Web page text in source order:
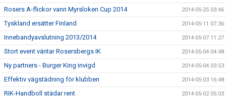
Rosers A-flickor vann Myrsloken Cup 2014 2014-05-25 03:46
Tyskland ersätter Finland 2014-05-11 07:36
Innebandyavslutning 2013/2014 2014-05-07 11:27
Stort event väntar Rosersbergs IK 2014-05-04 04:48
Ny partners - Burger King invigd 2014-05-04 03:53
Effektiv vägstädning för klubben 2014-05-03 16:48
RIK-Handboll städar rent 2014-05-02 05:03